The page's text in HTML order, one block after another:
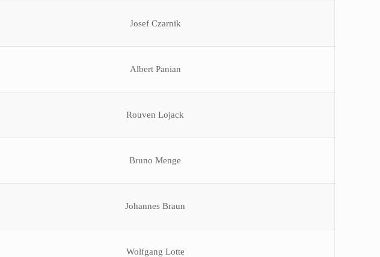
Josef Czarnik
Albert Panian
Rouven Lojack
Bruno Menge
Johannes Braun
Wolfgang Lotte